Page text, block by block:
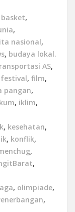
basket,
,
nasional,
, budaya lokal.
AS,
festival, film,
pangan,
, iklim,
, kesehatan,
, konflik,
,
,
, olimpiade,
,